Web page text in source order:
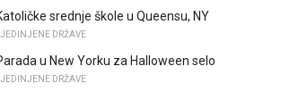
srednje škole u Queensu, NY
DRŽAVE
u New Yorku za Halloween selo
DRŽAVE